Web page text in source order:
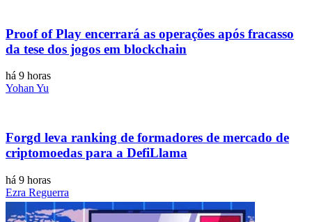
Proof of Play encerrará as operações após fracasso
da tese dos jogos em blockchain
há 9 horas
Yohan Yu
Forgd leva ranking de formadores de mercado de
criptomoedas para a DefiLlama
há 9 horas
Ezra Reguerra